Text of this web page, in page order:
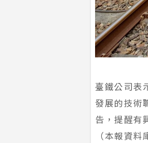
臺鐵公司表
發展的技術
告，提醒有
（本報資料